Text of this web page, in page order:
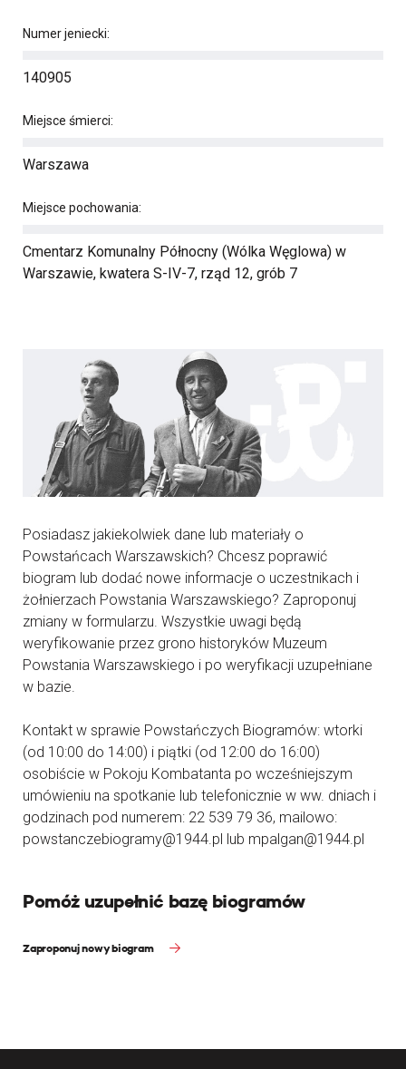
Numer jeniecki:
140905
Miejsce śmierci:
Warszawa
Miejsce pochowania:
Cmentarz Komunalny Północny (Wólka Węglowa) w
Warszawie, kwatera S-IV-7, rząd 12, grób 7
Posiadasz jakiekolwiek dane lub materiały o
Powstańcach Warszawskich? Chcesz poprawić
biogram lub dodać nowe informacje o uczestnikach i
żołnierzach Powstania Warszawskiego? Zaproponuj
zmiany w formularzu. Wszystkie uwagi będą
weryfikowanie przez grono historyków Muzeum
Powstania Warszawskiego i po weryfikacji uzupełniane
w bazie.
Kontakt w sprawie Powstańczych Biogramów: wtorki
(od 10:00 do 14:00) i piątki (od 12:00 do 16:00)
osobiście w Pokoju Kombatanta po wcześniejszym
umówieniu na spotkanie lub telefonicznie w ww. dniach i
godzinach pod numerem: 22 539 79 36, mailowo:
powstanczebiogramy@1944.pl lub mpalgan@1944.pl
Pomóż uzupełnić bazę biogramów
Zaproponuj nowy biogram